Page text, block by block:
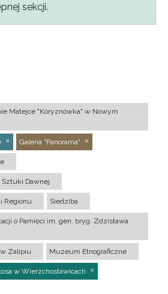
sekcji.
Matejce "Koryznówka" w Nowym
Galeria "Panorama"
Dawnej
Regionu Siedziba
o Pamięci im. gen. bryg. Zdzisława
w Zalipiu Muzeum Etnograficzne
w Wierzchosławicach